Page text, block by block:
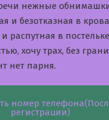
нежные
и безотказная в
в
хочу трах, без
нет парня.
номер
регистрации)